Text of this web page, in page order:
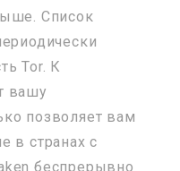
Список
Tor. К
вашу
позволяет вам
в странах с
беспрерывно